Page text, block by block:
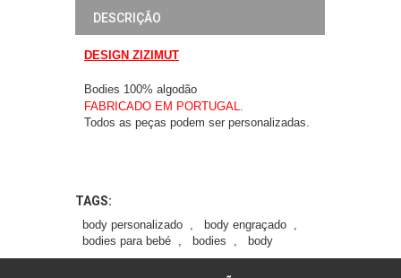
DESCRIÇÃO
DESIGN ZIZIMUT
Bodies 100% algodão
FABRICADO EM PORTUGAL.
Todos as peças podem ser personalizadas.
TAGS:
body personalizado , body engraçado ,
bodies para bebé , bodies , body